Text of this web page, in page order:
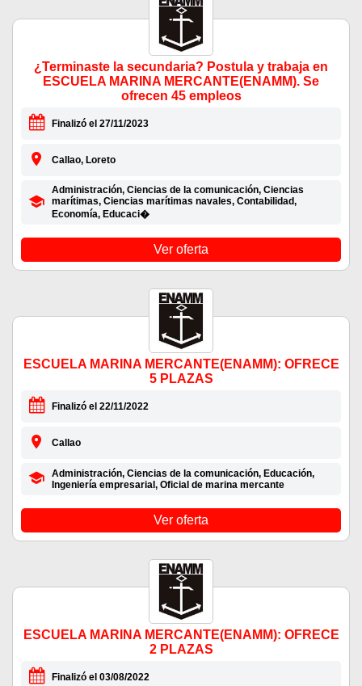
¿Terminaste la secundaria? Postula y trabaja en
ESCUELA MARINA MERCANTE(ENAMM). Se
ofrecen 45 empleos
Finalizó el 27/11/2023
Callao, Loreto
Administración, Ciencias de la comunicación, Ciencias
marítimas, Ciencias marítimas navales, Contabilidad,
Economía, Educaci�
Ver oferta
ESCUELA MARINA MERCANTE(ENAMM): OFRECE
5 PLAZAS
Finalizó el 22/11/2022
Callao
Administración, Ciencias de la comunicación, Educación,
Ingeniería empresarial, Oficial de marina mercante
Ver oferta
ESCUELA MARINA MERCANTE(ENAMM): OFRECE
2 PLAZAS
Finalizó el 03/08/2022